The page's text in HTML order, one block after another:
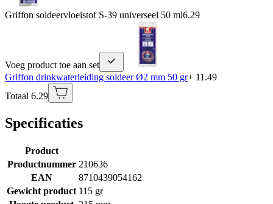
Griffon soldeervloeistof S-39 universeel 50 ml6.29
Voeg product toe aan set
Griffon drinkwaterleiding soldeer Ø2 mm 50 gr+ 11.49
Totaal 6.29
Specificaties
Product
Productnummer 210636
EAN
8710439054162
Gewicht product 115 gr